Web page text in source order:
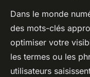
Dans le monde
des mots-clés
optimiser votre
les termes ou les
utilisateurs